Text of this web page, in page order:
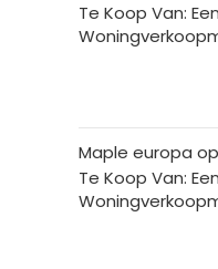
Te Koop Van:
Maple europa op
Te Koop Van: